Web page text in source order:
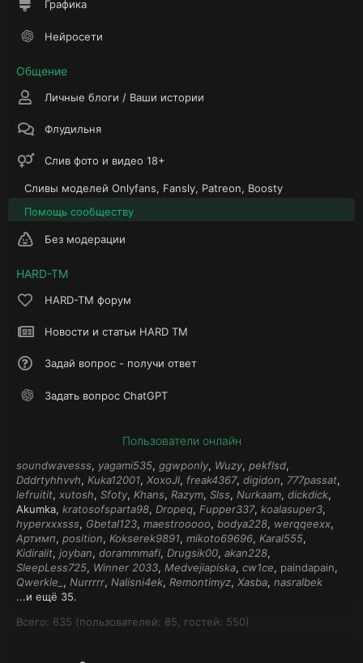
Графика
Нейросети
Общение
Личные блоги / Ваши истории
Флудильня
Слив фото и видео 18+
Сливы моделей Onlyfans, Fansly, Patreon, Boosty
Помощь сообществу
Без модерации
HARD-TM
HARD-TM форум
Новости и статьи HARD TM
Задай вопрос - получи ответ
Задать вопрос ChatGPT
Пользователи онлайн
soundwavesss yagami535 ggwponly Wuzy pekflsd
Dddrtyhhvvh Kuka12001 XoxoJl freak4367 digidon
777passat
lefruitit xutosh Sfoty Khans Razym Slss Nurkaam dickdick
Akumka kratosofsparta98 Dropeq Fupper337 koalasuper3
hyperxxxsss
Gbetal123 maestrooooo bodya228 werqqeexx
Артимп position Kokserek9891 mikoto69696 Karal555
Kidiralit joyban dorammmafi Drugsik00 akan228
SleepLess725 Winner 2033 Medvejiapiska cw1ce
paindapain
Qwerkle_
Nurrrrr Nalisni4ek Remontimyz Xasba nasralbek
...и ещё 35.
Всего: 635 (пользователей: 85, гостей: 550)